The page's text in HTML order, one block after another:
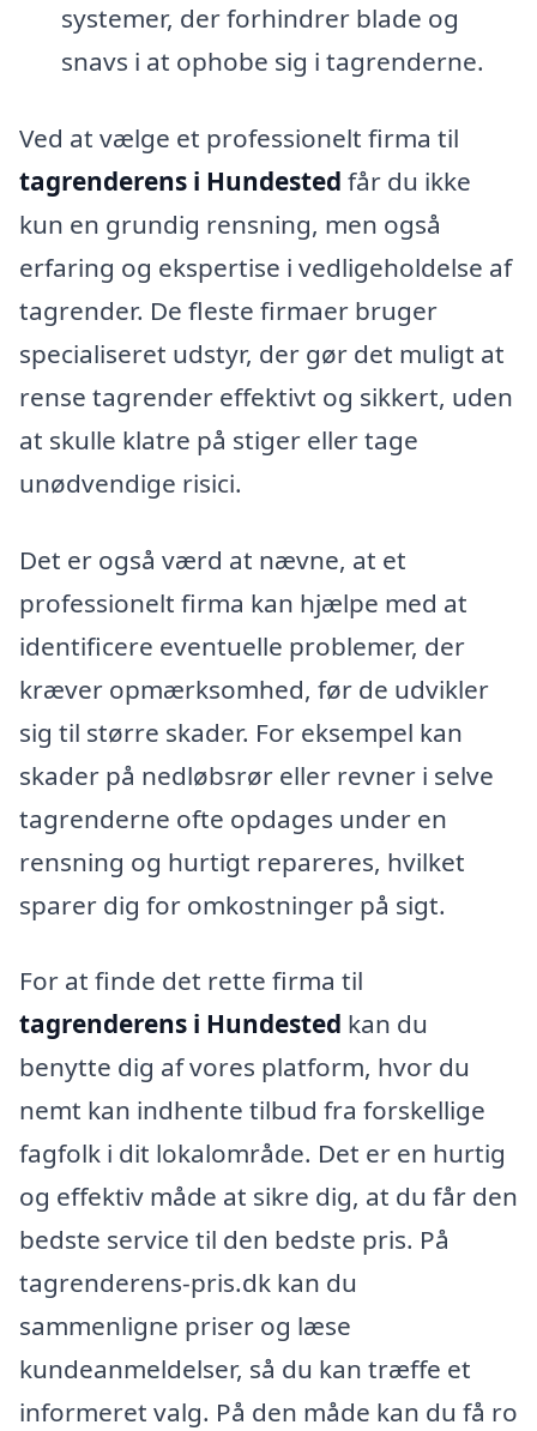
systemer, der forhindrer blade og
snavs i at ophobe sig i tagrenderne.
Ved at vælge et professionelt firma til
tagrenderens i Hundested får du ikke
kun en grundig rensning, men også
erfaring og ekspertise i vedligeholdelse af
tagrender. De fleste firmaer bruger
specialiseret udstyr, der gør det muligt at
rense tagrender effektivt og sikkert, uden
at skulle klatre på stiger eller tage
unødvendige risici.
Det er også værd at nævne, at et
professionelt firma kan hjælpe med at
identificere eventuelle problemer, der
kræver opmærksomhed, før de udvikler
sig til større skader. For eksempel kan
skader på nedløbsrør eller revner i selve
tagrenderne ofte opdages under en
rensning og hurtigt repareres, hvilket
sparer dig for omkostninger på sigt.
For at finde det rette firma til
tagrenderens i Hundested kan du
benytte dig af vores platform, hvor du
nemt kan indhente tilbud fra forskellige
fagfolk i dit lokalområde. Det er en hurtig
og effektiv måde at sikre dig, at du får den
bedste service til den bedste pris. På
tagrenderens-pris.dk kan du
sammenligne priser og læse
kundeanmeldelser, så du kan træffe et
informeret valg. På den måde kan du få ro